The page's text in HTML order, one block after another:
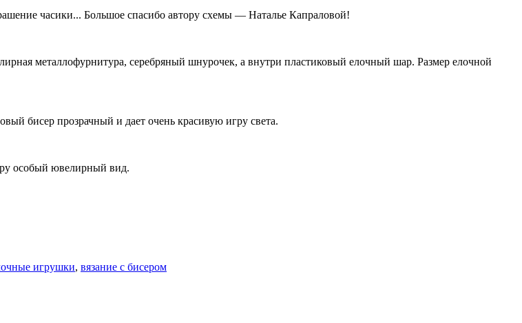
часики... Большое спасибо автору схемы — Наталье Капраловой!
металлофурнитура, серебряный шнурочек, а внутри пластиковый елочный шар. Размер елочной
бисер прозрачный и дает очень красивую игру света.
особый ювелирный вид.
игрушки, вязание с бисером